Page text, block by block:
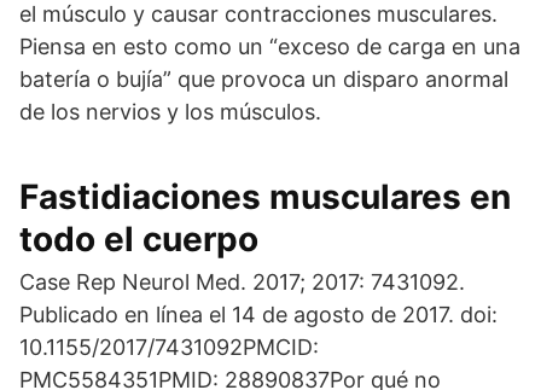
el músculo y causar contracciones musculares.
Piensa en esto como un “exceso de carga en una
batería o bujía” que provoca un disparo anormal
de los nervios y los músculos.
Fastidiaciones musculares en
todo el cuerpo
Case Rep Neurol Med. 2017; 2017: 7431092.
Publicado en línea el 14 de agosto de 2017. doi:
10.1155/2017/7431092PMCID:
PMC5584351PMID: 28890837Por qué no